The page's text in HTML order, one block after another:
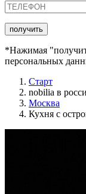
*Нажимая
персональных
Старт
nobilia в
Москва
Кухня с